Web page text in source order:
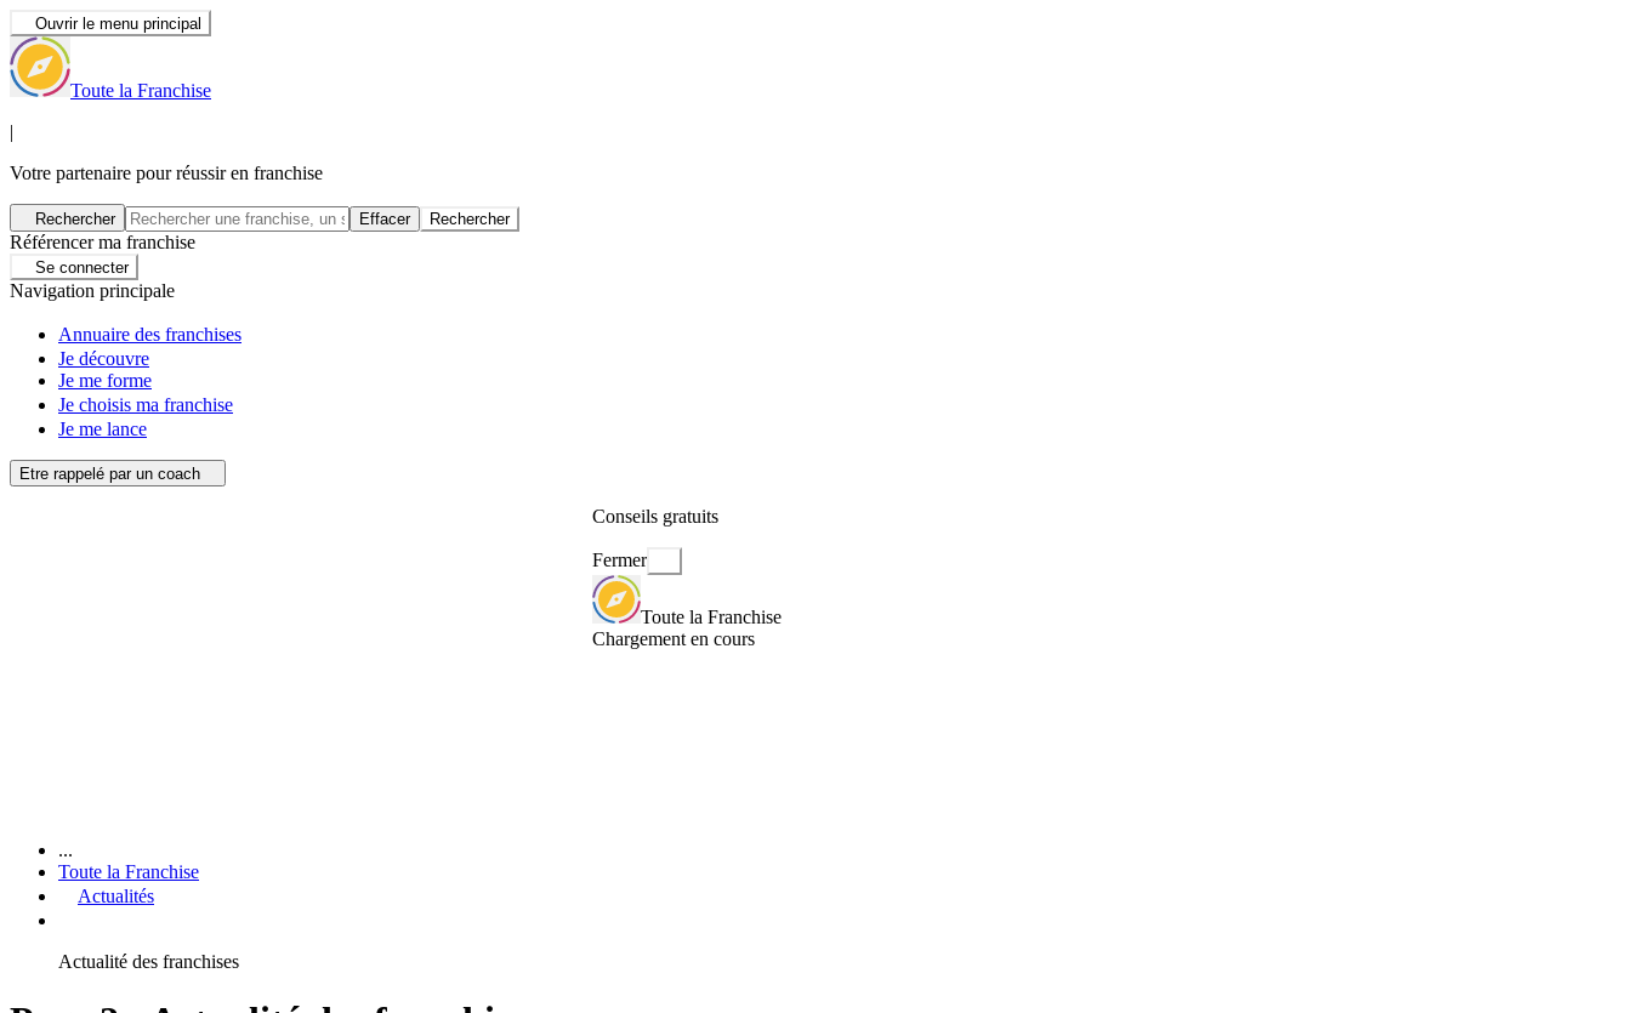
Ouvrir le menu principal
Toute la Franchise
|
Votre partenaire pour réussir en franchise
Rechercher Effacer Rechercher
Référencer ma franchise
Se connecter
Navigation principale
Annuaire des franchises
Je découvre
Je me forme
Je choisis ma franchise
Je me lance
Etre rappelé par un coach
Conseils gratuits
Fermer
Toute la Franchise
Chargement en cours
...
Toute la Franchise
Actualités
Actualité des franchises